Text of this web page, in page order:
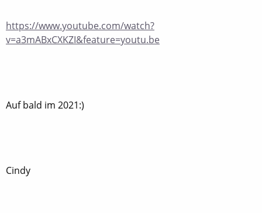
https://www.youtube.com/watch?
v=a3mABxCXKZI&feature=youtu.be
Auf bald im 2021:)
Cindy